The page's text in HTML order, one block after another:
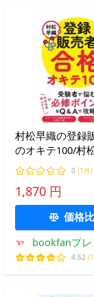
村松早織の登録
のオキテ100/村
0 (1件)
1,870 円
価格
bookfanプレ
4.62